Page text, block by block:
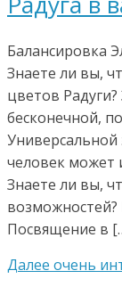
Балансировка
Знаете ли вы,
цветов
бесконечной,
Универсальной
человек может
Знаете ли вы,
Посвящение в
Далее очень